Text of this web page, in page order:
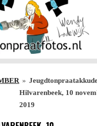
»
Hilvarenbeek, 10
2019